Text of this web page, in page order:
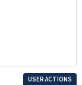
USER ACTIONS